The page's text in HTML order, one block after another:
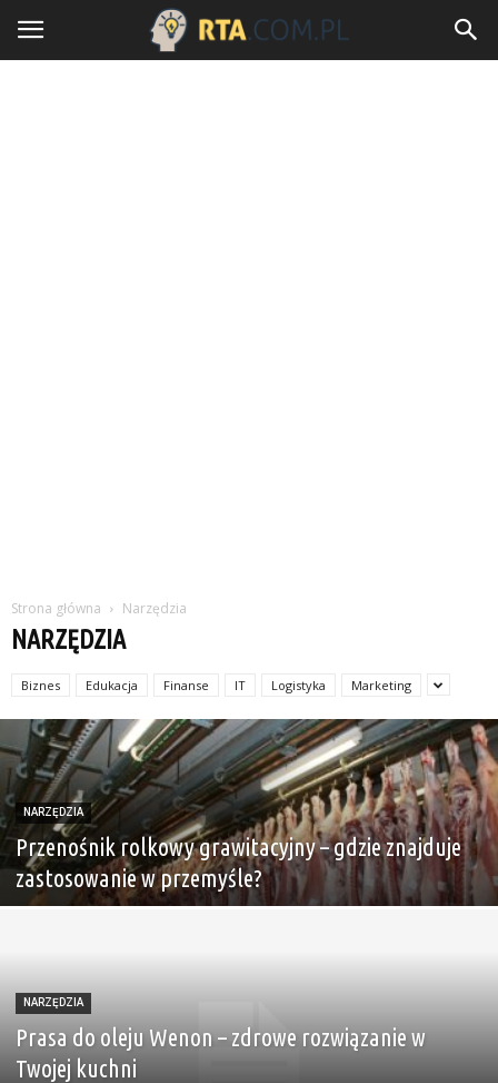
Strona główna Narzędzia
NARZĘDZIA
Biznes Edukacja Finanse IT Logistyka Marketing
NARZĘDZIA
Przenośnik rolkowy grawitacyjny – gdzie znajduje
zastosowanie w przemyśle?
NARZĘDZIA
Prasa do oleju Wenon – zdrowe rozwiązanie w
Twojej kuchni